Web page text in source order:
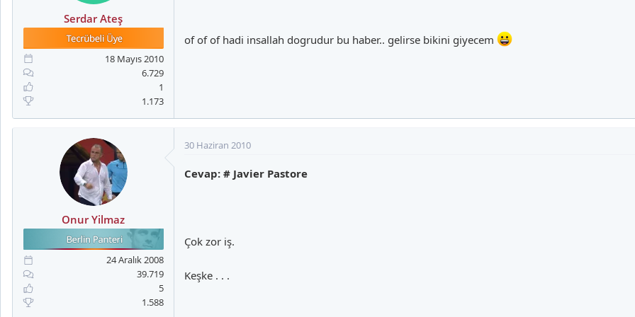
Serdar Ateş
18 Mayıs 2010
6.729
1
1.173
of of of hadi insallah dogrudur bu haber.. gelirse bikini giyecem
Onur Yilmaz
24 Aralık 2008
39.719
5
1.588
30 Haziran 2010
Cevap: # Javier Pastore
Çok zor iş.
Keşke . . .